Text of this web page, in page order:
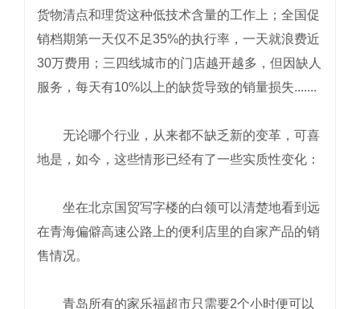
货物清点和理货这种低技术含量的工作上；全国促
销档期第一天仅不足35%的执行率，一天就浪费近
30万费用；三四线城市的门店越开越多，但因缺人
服务，每天有10%以上的缺货导致的销量损失.......
无论哪个行业，从来都不缺乏新的变革，可喜
地是，如今，这些情形已经有了一些实质性变化：
坐在北京国贸写字楼的白领可以清楚地看到远
在青海偏僻高速公路上的便利店里的自家产品的销
售情况。
青岛所有的家乐福超市只需要2个小时便可以